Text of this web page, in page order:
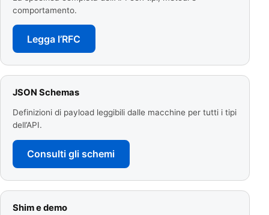
comportamento.
Legga l’RFC
JSON Schemas
Definizioni di payload leggibili dalle macchine per tutti i tipi
dell’API.
Consulti gli schemi
Shim e demo